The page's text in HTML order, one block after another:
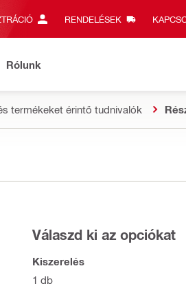
RENDELÉSEK
Rólunk
termékeket érintő tudnivalók
Válaszd ki az opciókat
Kiszerelés
1 db